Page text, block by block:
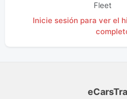
Fleet
Inicie sesión para ver el